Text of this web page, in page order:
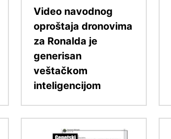
Video navodnog
oproštaja dronovima
za Ronalda je
generisan
veštačkom
inteligencijom